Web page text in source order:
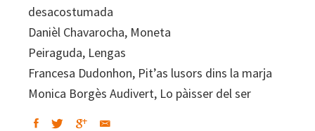
desacostumada
Danièl Chavarocha, Moneta
Peiraguda, Lengas
Francesa Dudonhon, Pit’as lusors dins la marja
Monica Borgès Audivert, Lo pàisser del ser